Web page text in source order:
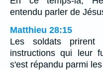
entendu parler de
Matthieu 28:15
Les soldats prirent
instructions qui leur
s'est répandu parmi